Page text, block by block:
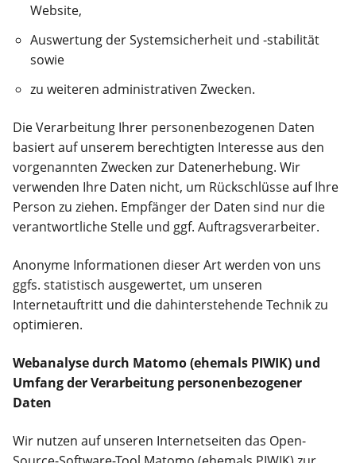
Website,
Auswertung der Systemsicherheit und -stabilität
sowie
zu weiteren administrativen Zwecken.
Die Verarbeitung Ihrer personenbezogenen Daten
basiert auf unserem berechtigten Interesse aus den
vorgenannten Zwecken zur Datenerhebung. Wir
verwenden Ihre Daten nicht, um Rückschlüsse auf Ihre
Person zu ziehen. Empfänger der Daten sind nur die
verantwortliche Stelle und ggf. Auftragsverarbeiter.
Anonyme Informationen dieser Art werden von uns
ggfs. statistisch ausgewertet, um unseren
Internetauftritt und die dahinterstehende Technik zu
optimieren.
Webanalyse durch Matomo (ehemals PIWIK) und
Umfang der Verarbeitung personenbezogener
Daten
Wir nutzen auf unseren Internetseiten das Open-